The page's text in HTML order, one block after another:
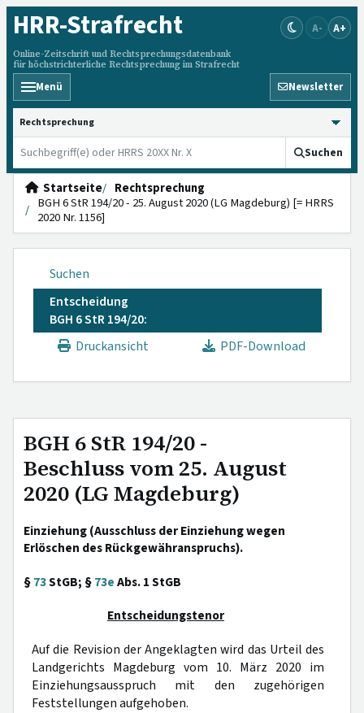
HRR-Strafrecht
Online-Zeitschrift und Rechtsprechungsdatenbank
für höchstrichterliche Rechtsprechung im Strafrecht
A- A+
Menü Newsletter
HRRS durchsuchen
Suchen
Startseite
Rechtsprechung
BGH 6 StR 194/20 - 25. August 2020 (LG Magdeburg) [= HRRS
2020 Nr. 1156]
Suchen
Entscheidung
BGH 6 StR 194/20:
Druckansicht
PDF-Download
BGH 6 StR 194/20 -
Beschluss vom 25. August
2020 (LG Magdeburg)
Einziehung (Ausschluss der Einziehung wegen
Erlöschen des Rückgewähranspruchs).
§73StGB; §73eAbs. 1 StGB
Entscheidungstenor
Auf die Revision der Angeklagten wird das Urteil des
Landgerichts Magdeburg vom 10. März 2020 im
Einziehungsausspruch mit den zugehörigen
Feststellungen aufgehoben.